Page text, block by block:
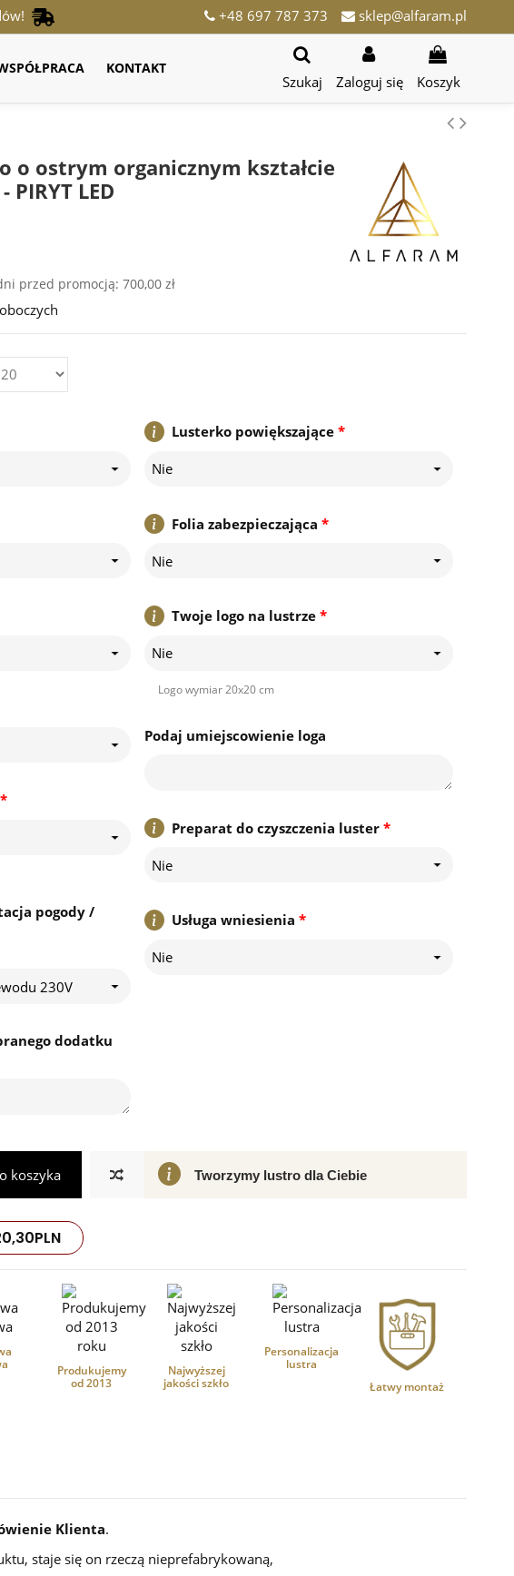
+48 697 787 373 sklep@alfaram.pl
KONTAKT
Szukaj Zaloguj się Koszyk
o ostrym organicznym kształcie
LED
przed promocją:700,00 zł
*
pogody /
230V
dodatku
*
Lusterko powiększające
Nie
*
Folia zabezpieczająca
Nie
*
Twoje logo na lustrze
Nie
Logo wymiar 20x20 cm
Podaj umiejscowienie loga
*
Preparat do czyszczenia luster
Nie
*
Usługa wniesienia
Nie
koszyka Tworzymy lustro dla Ciebie
PLN
Produkujemy
od 2013
Najwyższej
jakości szkło
Personalizacja
lustra
Łatwy montaż
Klienta.
staje się on rzeczą nieprefabrykowaną,